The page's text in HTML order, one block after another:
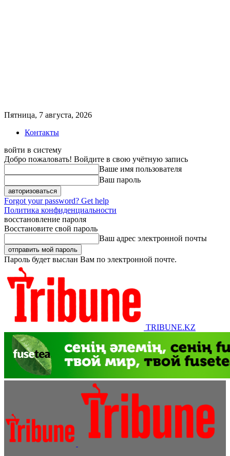
Пятница, 7 августа, 2026
Контакты
войти в систему
Добро пожаловать! Войдите в свою учётную запись
Ваше имя пользователя
Ваш пароль
Forgot your password? Get help
Политика конфиденциальности
восстановление пароля
Восстановите свой пароль
Ваш адрес электронной почты
Пароль будет выслан Вам по электронной почте.
TRIBUNE.KZ